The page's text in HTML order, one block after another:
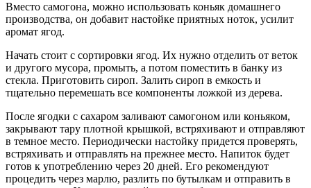
Вместо самогона, можно использовать коньяк домашнего
производства, он добавит настойке приятных ноток, усилит
аромат ягод.
Начать стоит с сортировки ягод. Их нужно отделить от веток
и другого мусора, промыть, а потом поместить в банку из
стекла. Приготовить сироп. Залить сироп в емкость и
тщательно перемешать все компоненты ложкой из дерева.
После ягодки с сахаром заливают самогоном или коньяком,
закрывают тару плотной крышкой, встряхивают и отправляют
в темное место. Периодически настойку придется проверять,
встряхивать и отправлять на прежнее место. Напиток будет
готов к употреблению через 20 дней. Его рекомендуют
процедить через марлю, разлить по бутылкам и отправить в